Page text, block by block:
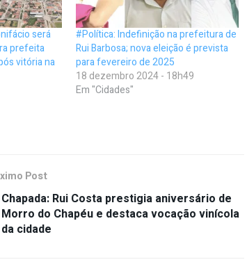
será
prefeita
vitória na
#Política: Indefinição na prefeitura de
Rui Barbosa; nova eleição é prevista
para fevereiro de 2025
18 dezembro 2024 - 18h49
Em "Cidades"
Post
Chapada: Rui Costa prestigia aniversário de
Morro do Chapéu e destaca vocação vinícola
da cidade